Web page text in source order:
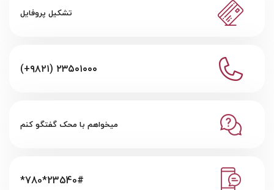
تشکیل پروفایل
(+۹۸۲۱) ۲۳۵۰۱۰۰۰
میخواهم با محک گفتگو کنم
*780*23540#